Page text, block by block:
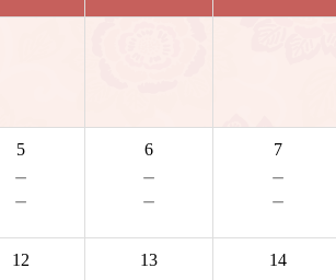
5
－
－
6
－
－
7
－
－
12 13 14